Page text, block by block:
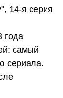
14-я серия
года
самый
сериала.